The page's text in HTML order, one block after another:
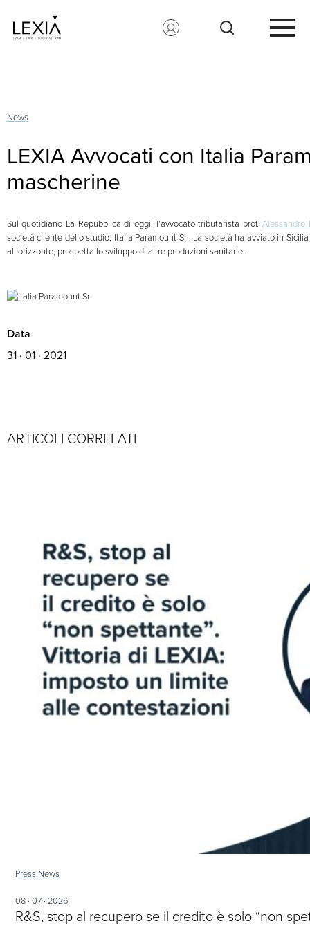
News
LEXIA Avvocati con Italia
mascherine
Sul quotidiano La Repubblica di oggi, l’avvocato tributarista prof. Alessandro
società cliente dello studio, Italia Paramount Srl. La società ha avviato in
all’orizzonte, prospetta lo sviluppo di altre produzioni sanitarie.
Data
31 · 01 · 2021
ARTICOLI CORRELATI
Press,News
08 · 07 · 2026
R&S, stop al recupero se il credito è solo “non